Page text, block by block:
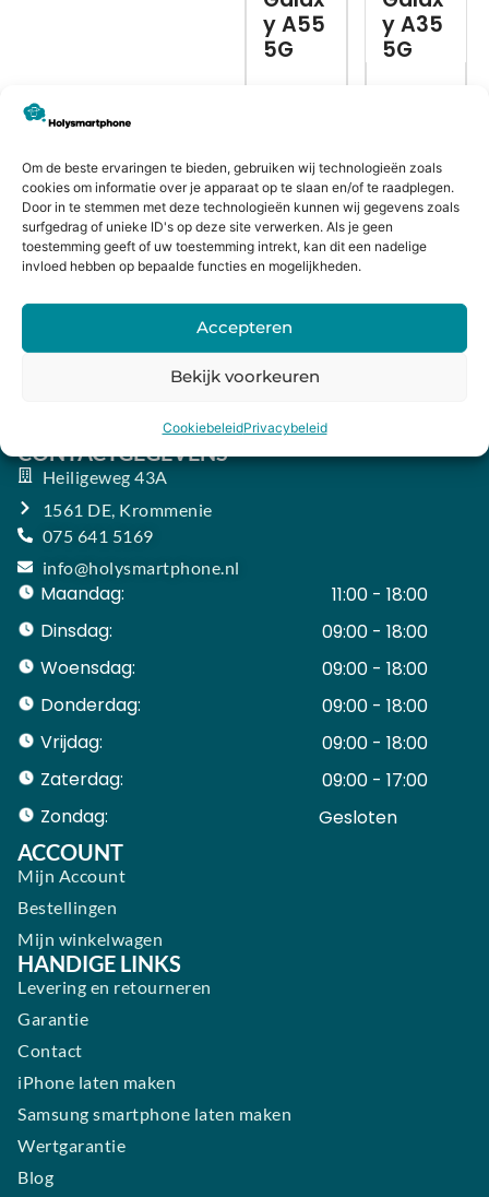
Om de beste ervaringen te bieden, gebruiken wij technologieën zoals
cookies om informatie over je apparaat op te slaan en/of te raadplegen.
Door in te stemmen met deze technologieën kunnen wij gegevens zoals
surfgedrag of unieke ID's op deze site verwerken. Als je geen
toestemming geeft of uw toestemming intrekt, kan dit een nadelige
invloed hebben op bepaalde functies en mogelijkheden.
Accepteren
Bekijk voorkeuren
CookiebeleidPrivacybeleid
y A55
5G
€367,99
y A35
5G
€
CONTACTGEGEVENS
Heiligeweg 43A
1561 DE, Krommenie
075 641 5169
info@holysmartphone.nl
Maandag:
11:00 - 18:00
Dinsdag:
09:00 - 18:00
Woensdag:
09:00 - 18:00
Donderdag:
09:00 - 18:00
Vrijdag:
09:00 - 18:00
Zaterdag:
09:00 - 17:00
Zondag:
Gesloten ​ ​ ​ ​ ​ ​ ​
ACCOUNT
Mijn Account
Bestellingen
Mijn winkelwagen
HANDIGE LINKS
Levering en retourneren
Garantie
Contact
iPhone laten maken
Samsung smartphone laten maken
Wertgarantie
Blog